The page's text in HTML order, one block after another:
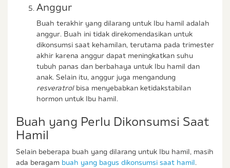
Anggur
Buah terakhir yang dilarang untuk Ibu hamil adalah
anggur. Buah ini tidak direkomendasikan untuk
dikonsumsi saat kehamilan, terutama pada trimester
akhir karena anggur dapat meningkatkan suhu
tubuh panas dan berbahaya untuk Ibu hamil dan
anak. Selain itu, anggur juga mengandung
resveratrol bisa menyebabkan ketidakstabilan
hormon untuk Ibu hamil.
Buah yang Perlu Dikonsumsi Saat
Hamil
Selain beberapa buah yang dilarang untuk Ibu hamil, masih
ada beragam buah yang bagus dikonsumsi saat hamil.